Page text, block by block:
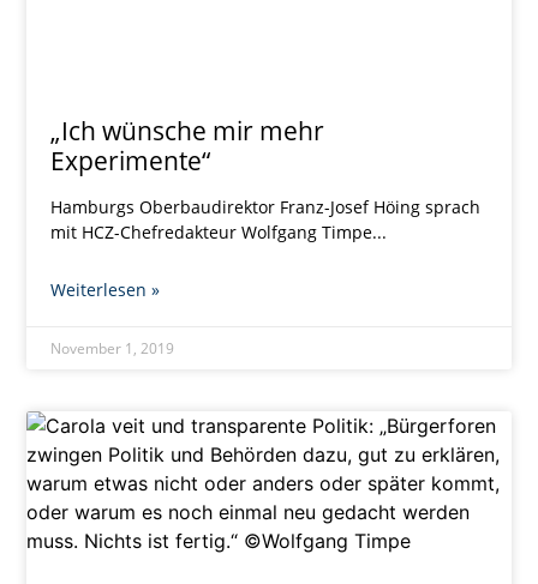
„Ich wünsche mir mehr
Experimente“
Hamburgs Oberbaudirektor Franz-Josef Höing sprach
mit HCZ-Chefredakteur Wolfgang Timpe
Weiterlesen »
November 1, 2019